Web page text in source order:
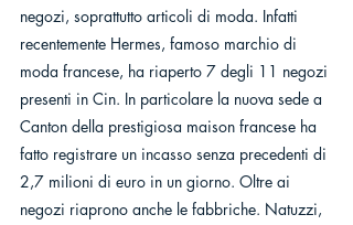
negozi, soprattutto articoli di moda. Infatti
recentemente Hermes, famoso marchio di
moda francese, ha riaperto 7 degli 11 negozi
presenti in Cin. In particolare la nuova sede a
Canton della prestigiosa maison francese ha
fatto registrare un incasso senza precedenti di
2,7 milioni di euro in un giorno. Oltre ai
negozi riaprono anche le fabbriche. Natuzzi,